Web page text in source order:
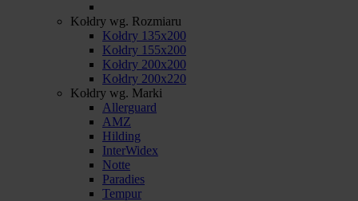
Kołdry wg. Rozmiaru
Kołdry 135x200
Kołdry 155x200
Kołdry 200x200
Kołdry 200x220
Kołdry wg. Marki
Allerguard
AMZ
Hilding
InterWidex
Notte
Paradies
Tempur